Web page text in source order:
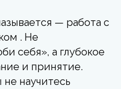
— работа с
. Не
себя», а глубокое
и принятие.
научитесь